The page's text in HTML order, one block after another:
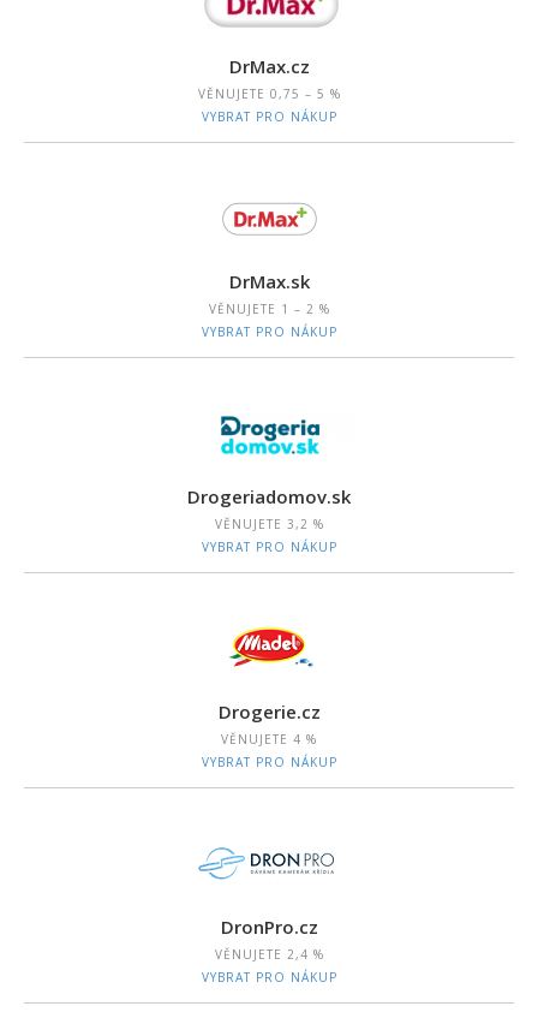
DrMax.cz
VĚNUJETE 0,75 – 5 %
VYBRAT PRO NÁKUP
DrMax.sk
VĚNUJETE 1 – 2 %
VYBRAT PRO NÁKUP
Drogeriadomov.sk
VĚNUJETE 3,2 %
VYBRAT PRO NÁKUP
Drogerie.cz
VĚNUJETE 4 %
VYBRAT PRO NÁKUP
DronPro.cz
VĚNUJETE 2,4 %
VYBRAT PRO NÁKUP